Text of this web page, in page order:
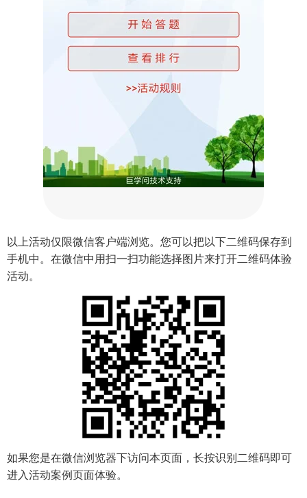
以上活动仅限微信客户端浏览。您可以把以下二维码保存到
手机中。在微信中用扫一扫功能选择图片来打开二维码体验
活动。
如果您是在微信浏览器下访问本页面，长按识别二维码即可
进入活动案例页面体验。